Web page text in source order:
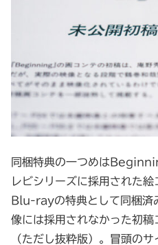
同梱特典の一つめは
レビシリーズに採用された
Blu-rayの特典として同梱済
像には採用されなかった初
（ただし抜粋版）。冒頭の